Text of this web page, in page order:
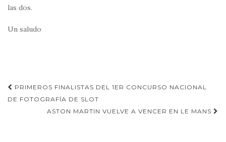
las dos.
Un saludo
Navegación
de
entradas
PRIMEROS FINALISTAS DEL 1ER CONCURSO NACIONAL
DE FOTOGRAFÍA DE SLOT
ASTON MARTIN VUELVE A VENCER EN LE MANS